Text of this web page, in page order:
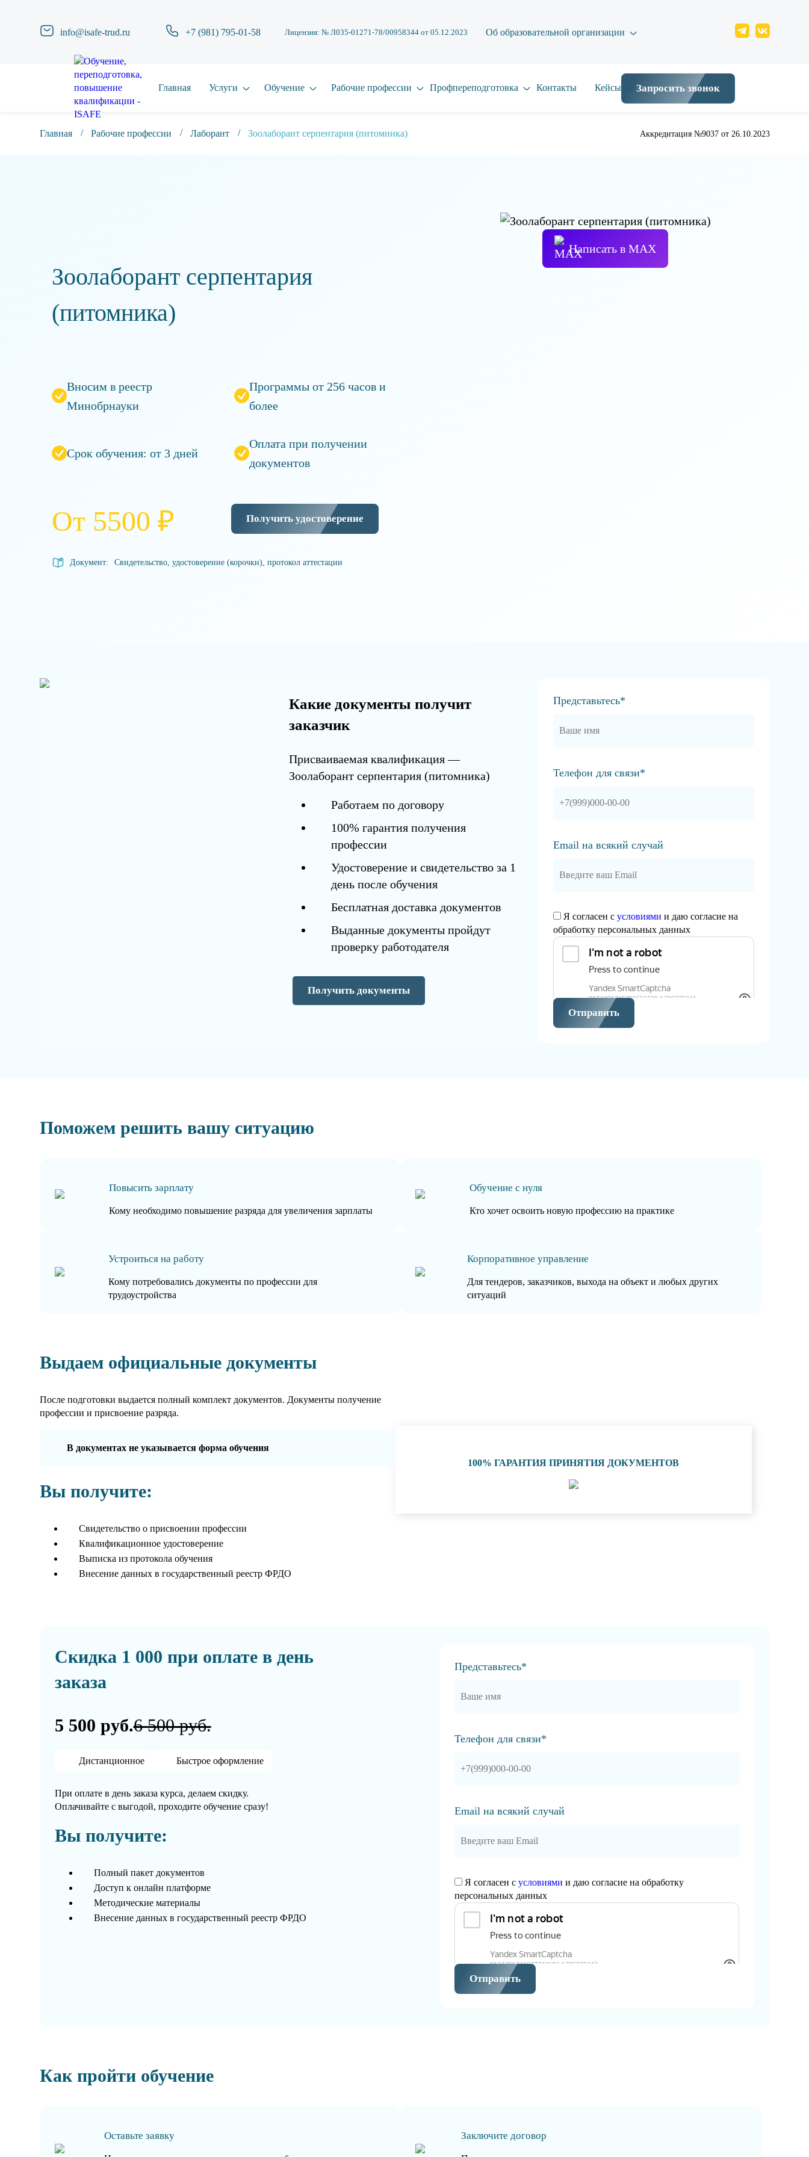
info@isafe-trud.ru +7 (981) 795-01-58 Лицензия: № Л035-01271-78/00958344 от 05.12.2023 Об образовательной организации
Главная Услуги Обучение Рабочие профессии Профпереподготовка Контакты Кейсы Запросить звонок
Главная Рабочие профессии Лаборант Зоолаборант серпентария (питомника) Аккредитация №9037 от 26.10.2023
Зоолаборант серпентария
(питомника)
Вносим в реестр
Минобрнауки
Программы от 256 часов и
более
Срок обучения: от 3 дней
Оплата при получении
документов
От 5500 ₽ Получить удостоверение
Написать в МАХ
Документ: Свидетельство, удостоверение (корочки), протокол аттестации
Какие документы получит
заказчик
Присваиваемая квалификация —
Зоолаборант серпентария (питомника)
Работаем по договору
100% гарантия получения
профессии
Удостоверение и свидетельство за 1
день после обучения
Бесплатная доставка документов
Выданные документы пройдут
проверку работодателя
Получить документы
Представьтесь*
Телефон для связи*
Email на всякий случай
Я согласен сусловиями и даю согласие на
обработку персональных данных
Отправить
Поможем решить вашу ситуацию
Повысить зарплату
Кому необходимо повышение разряда для увеличения зарплаты
Обучение с нуля
Кто хочет освоить новую профессию на практике
Устроиться на работу
Кому потребовались документы по профессии для
трудоустройства
Корпоративное управление
Для тендеров, заказчиков, выхода на объект и любых других
ситуаций
Выдаем официальные документы
После подготовки выдается полный комплект документов. Документы получение
профессии и присвоение разряда.
В документах не указывается форма обучения
Вы получите:
Свидетельство о присвоении профессии
Квалификационное удостоверение
Выписка из протокола обучения
Внесение данных в государственный реестр ФРДО
100% ГАРАНТИЯ ПРИНЯТИЯ ДОКУМЕНТОВ
Скидка 1 000 при оплате в день
заказа
5 500 руб.6 500 руб.
Дистанционное Быстрое оформление
При оплате в день заказа курса, делаем скидку.
Оплачивайте с выгодой, проходите обучение сразу!
Вы получите:
Полный пакет документов
Доступ к онлайн платформе
Методические материалы
Внесение данных в государственный реестр ФРДО
Представьтесь*
Телефон для связи*
Email на всякий случай
Я согласен сусловиями и даю согласие на обработку
персональных данных
Отправить
Как пройти обучение
Оставьте заявку Заключите договор